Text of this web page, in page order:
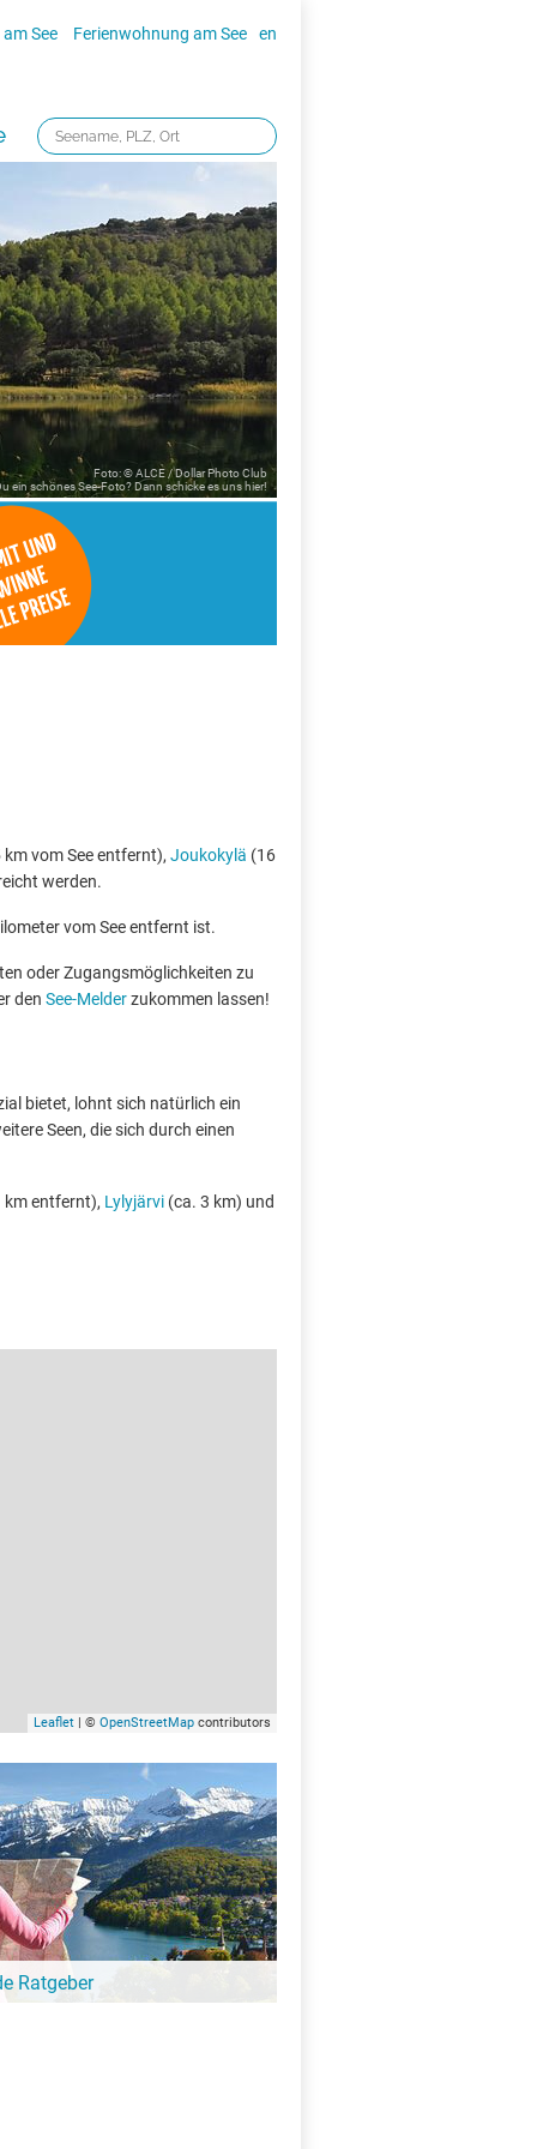
See Ferienwohnung am See en
Foto: © ALCE / Dollar Photo Club
ein schönes See-Foto? Dann schicke es uns hier!
vom See entfernt), Joukokylä (16
werden.
vom See entfernt ist.
oder Zugangsmöglichkeiten zu
den See-Melderzukommen lassen!
bietet, lohnt sich natürlich ein
Seen, die sich durch einen
entfernt), Lylyjärvi (ca. 3 km) und
Leaflet | © OpenStreetMap contributors
Ratgeber